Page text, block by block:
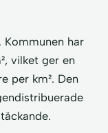
Kommunen har
vilket ger en
per km². Den